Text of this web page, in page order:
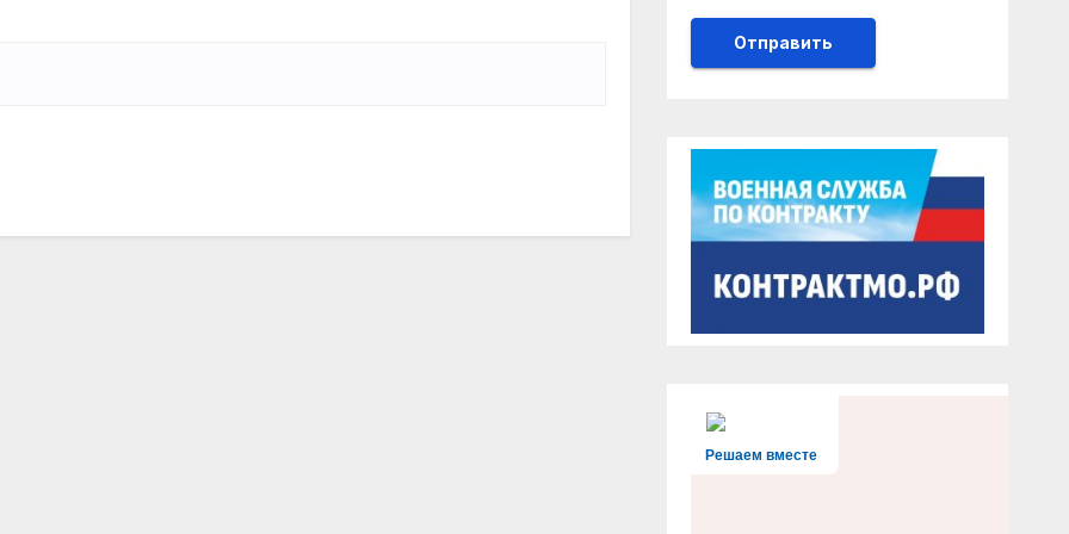
Решаем вместе